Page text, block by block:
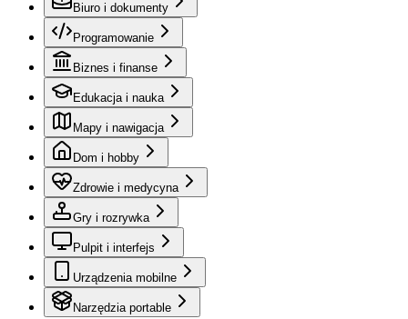
Biuro i dokumenty
Programowanie
Biznes i finanse
Edukacja i nauka
Mapy i nawigacja
Dom i hobby
Zdrowie i medycyna
Gry i rozrywka
Pulpit i interfejs
Urządzenia mobilne
Narzędzia portable